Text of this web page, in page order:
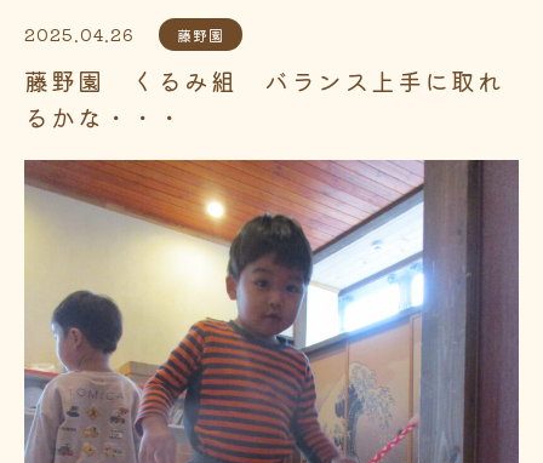
2025.04.26 藤野園
藤野園 くるみ組 バランス上手に取れ
るかな・・・